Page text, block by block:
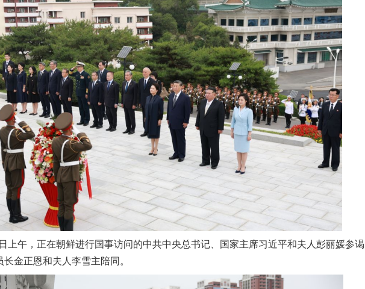
午，正在朝鲜进行国事访问的中共中央总书记、国家主席习近平和夫人彭丽媛参
金正恩和夫人李雪主陪同。